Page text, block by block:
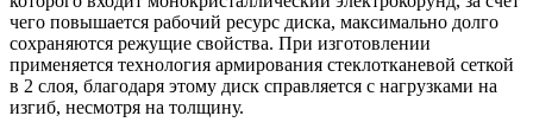
чего повышается рабочий ресурс диска, максимально долго
сохраняются режущие свойства. При изготовлении
применяется технология армирования стеклотканевой сеткой
в 2 слоя, благодаря этому диск справляется с нагрузками на
изгиб, несмотря на толщину.